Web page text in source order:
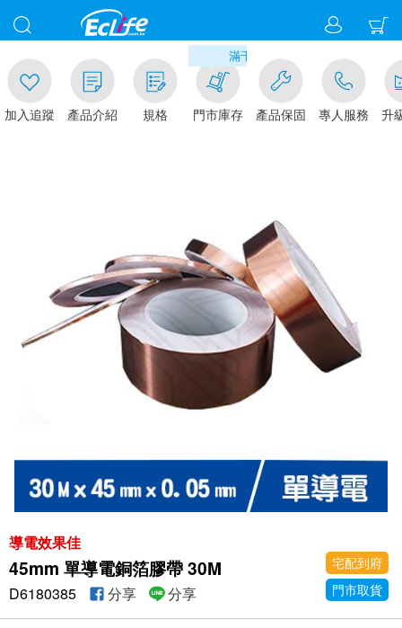
加入追蹤 產品介紹 規格
滿千元門市取貨現折1%(部分商品
門市庫存 產品保固 專人服務 升
導電效果佳
45mm 單導電銅箔膠帶 30M
宅配到府
門市取貨
D6180385 分享 分享